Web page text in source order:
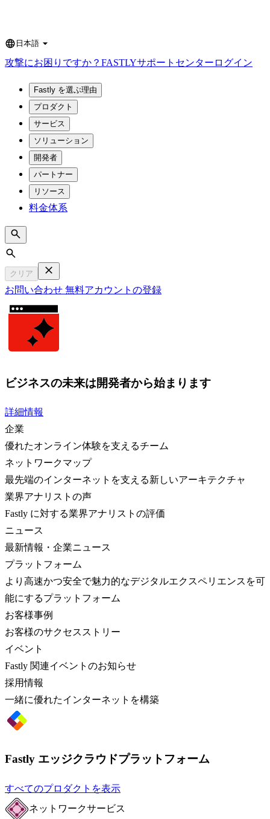
Language
日本語
攻撃にお困りですか？ FASTLYサポートセンター ログイン
Fastly を選ぶ理由
プロダクト
サービス
ソリューション
開発者
パートナー
リソース
料金体系
Search
クリア
お問い合わせ 無料アカウントの登録
ビジネスの未来は開発者から始まります
詳細情報
企業
優れたオンライン体験を支えるチーム
ネットワークマップ
最先端のインターネットを支える新しいアーキテクチャ
業界アナリストの声
Fastly に対する業界アナリストの評価
ニュース
最新情報・企業ニュース
プラットフォーム
より高速かつ安全で魅力的なデジタルエクスペリエンスを可
能にするプラットフォーム
お客様事例
お客様のサクセスストリー
イベント
Fastly 関連イベントのお知らせ
採用情報
一緒に優れたインターネットを構築
Fastly エッジクラウドプラットフォーム
すべてのプロダクトを表示
ネットワークサービス